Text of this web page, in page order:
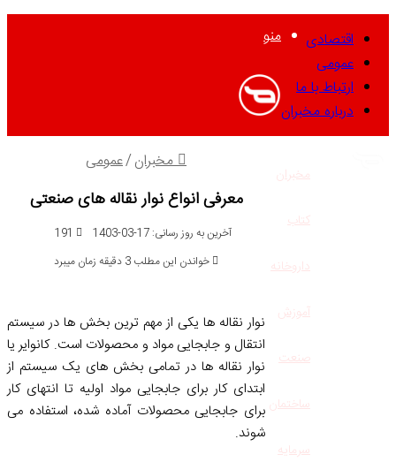
اقتصادی
عمومی
ارتباط با ما
درباره مخبران
منو
مخبران
کتاب
داروخانه
آموزش
صنعت
ساختمان
سرمایه
مخبران/عمومی
معرفی انواع نوار نقاله های صنعتی
آخرین به روز رسانی: 17-03-1403
191
خواندن این مطلب 3 دقیقه زمان میبرد
نوار نقاله ها یکی از مهم ترین بخش ها در سیستم
انتقال و جابجایی مواد و محصولات است. کانوایر یا
نوار نقاله ها در تمامی بخش های یک سیستم از
ابتدای کار برای جابجایی مواد اولیه تا انتهای کار
برای جابجایی محصولات آماده شده، استفاده می
شوند.